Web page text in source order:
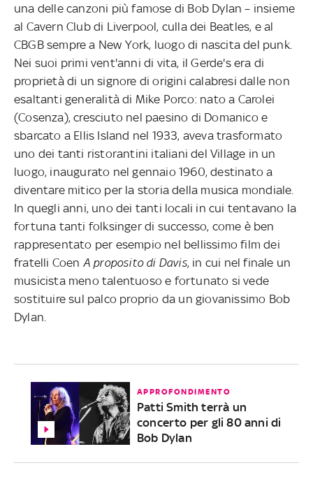
una delle canzoni più famose di Bob Dylan – insieme
al Cavern Club di Liverpool, culla dei Beatles, e al
CBGB sempre a New York, luogo di nascita del punk.
Nei suoi primi vent'anni di vita, il Gerde's era di
proprietà di un signore di origini calabresi dalle non
esaltanti generalità di Mike Porco: nato a Carolei
(Cosenza), cresciuto nel paesino di Domanico e
sbarcato a Ellis Island nel 1933, aveva trasformato
uno dei tanti ristorantini italiani del Village in un
luogo, inaugurato nel gennaio 1960, destinato a
diventare mitico per la storia della musica mondiale.
In quegli anni, uno dei tanti locali in cui tentavano la
fortuna tanti folksinger di successo, come è ben
rappresentato per esempio nel bellissimo film dei
fratelli Coen A proposito di Davis, in cui nel finale un
musicista meno talentuoso e fortunato si vede
sostituire sul palco proprio da un giovanissimo Bob
Dylan.
APPROFONDIMENTO
Patti Smith terrà un
concerto per gli 80 anni di
Bob Dylan